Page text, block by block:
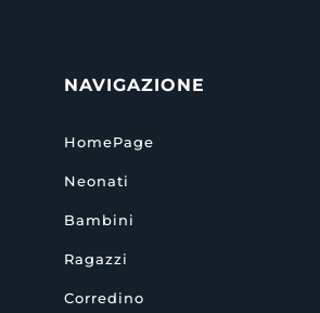
NAVIGAZIONE
HomePage
Neonati
Bambini
Ragazzi
Corredino